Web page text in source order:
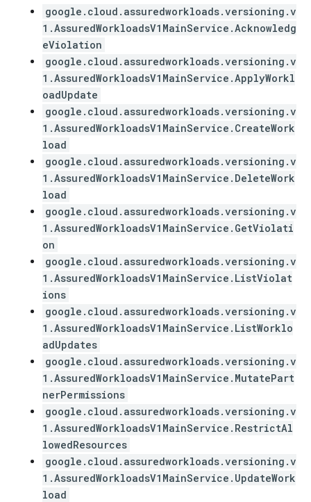
google.cloud.assuredworkloads.versioning.v
1.AssuredWorkloadsV1MainService.Acknowledg
eViolation
google.cloud.assuredworkloads.versioning.v
1.AssuredWorkloadsV1MainService.ApplyWorkl
oadUpdate
google.cloud.assuredworkloads.versioning.v
1.AssuredWorkloadsV1MainService.CreateWork
load
google.cloud.assuredworkloads.versioning.v
1.AssuredWorkloadsV1MainService.DeleteWork
load
google.cloud.assuredworkloads.versioning.v
1.AssuredWorkloadsV1MainService.GetViolati
on
google.cloud.assuredworkloads.versioning.v
1.AssuredWorkloadsV1MainService.ListViolat
ions
google.cloud.assuredworkloads.versioning.v
1.AssuredWorkloadsV1MainService.ListWorklo
adUpdates
google.cloud.assuredworkloads.versioning.v
1.AssuredWorkloadsV1MainService.MutatePart
nerPermissions
google.cloud.assuredworkloads.versioning.v
1.AssuredWorkloadsV1MainService.RestrictAl
lowedResources
google.cloud.assuredworkloads.versioning.v
1.AssuredWorkloadsV1MainService.UpdateWork
load